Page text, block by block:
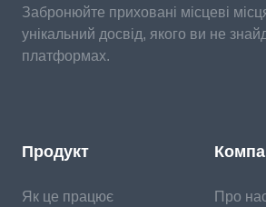
Забронюйте приховані місцеві
унікальний досвід, якого ви не
платформах.
Продукт
Як це працює Про